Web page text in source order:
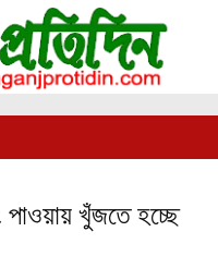
পাওয়ায় খুঁজতে হচ্ছে